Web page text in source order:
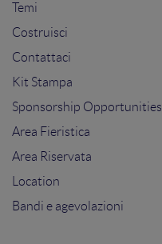
Temi
Costruisci
Contattaci
Kit Stampa
Sponsorship Opportunities
Area Fieristica
Area Riservata
Location
Bandi e agevolazioni